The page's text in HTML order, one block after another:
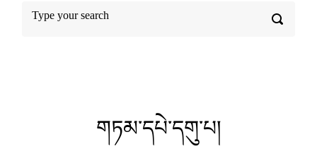
གཏམ་དཔེ་དགུ་པ།